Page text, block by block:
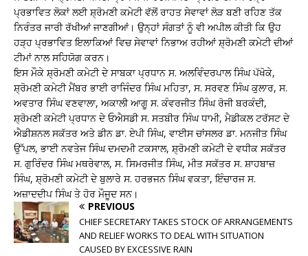
ਪ੍ਰਭਾਵਿਤ ਲੋਕਾਂ ਲਈ ਸ਼੍ਰੋਮਣੀ ਕਮੇਟੀ ਵੱਲੋਂ ਰਾਹਤ ਸੇਵਾਵਾਂ ਲੋੜ ਬਣੀ ਰਹਿਣ ਤੱਕ
ਨਿਰੰਤਰ ਜਾਰੀ ਰੱਖੀਆਂ ਜਾਣਗੀਆਂ। ਉਨ੍ਹਾਂ ਸੰਗਤਾਂ ਨੂੰ ਵੀ ਅਪੀਲ ਕੀਤੀ ਕਿ ਉਹ
ਹੜ੍ਹ ਪ੍ਰਭਾਵਿਤ ਇਲਾਕਿਆਂ ਵਿਚ ਸੇਵਾਵਾਂ ਨਿਭਾਅ ਰਹੀਆਂ ਸ਼੍ਰੋਮਣੀ ਕਮੇਟੀ ਦੀਆਂ
ਟੀਮਾਂ ਨਾਲ ਸਹਿਯੋਗ ਕਰਨ।
ਇਸ ਮੌਕੇ ਸ਼੍ਰੋਮਣੀ ਕਮੇਟੀ ਦੇ ਸਾਬਕਾ ਪ੍ਰਧਾਨ ਸ. ਅਲਵਿੰਦਰਪਾਲ ਸਿੰਘ ਪੱਖੋਕੇ,
ਸ਼੍ਰੋਮਣੀ ਕਮੇਟੀ ਮੈਂਬਰ ਭਾਈ ਰਾਜਿੰਦਰ ਸਿੰਘ ਮਹਿਤਾ, ਸ. ਸਰਵਣ ਸਿੰਘ ਕੁਲਾਰ, ਸ.
ਅਵਤਾਰ ਸਿੰਘ ਵਣਵਾਲਾ, ਅਕਾਲੀ ਆਗੂ ਸ. ਕੰਵਰਜੀਤ ਸਿੰਘ ਰੋਜੀ ਬਰਕੰਦੀ,
ਸ਼੍ਰੋਮਣੀ ਕਮੇਟੀ ਪ੍ਰਧਾਨ ਦੇ ਓਐਸਡੀ ਸ. ਸਤਬੀਰ ਸਿੰਘ ਧਾਮੀ, ਮੈਡੀਕਲ ਟਰੱਸਟ ਦੇ
ਐਡੀਸ਼ਨਲ ਸਕੱਤਰ ਅਤੇ ਡੀਨ ਡਾ. ਏਪੀ ਸਿੰਘ, ਵਾਈਸ ਚਾਂਸਲਰ ਡਾ. ਮਨਜੀਤ ਸਿੰਘ
ਉੱਪਲ, ਭਾਈ ਨਵਤੇਜ ਸਿੰਘ ਦਮਦਮੀ ਟਕਸਾਲ, ਸ਼੍ਰੋਮਣੀ ਕਮੇਟੀ ਦੇ ਵਧੀਕ ਸਕੱਤਰ
ਸ. ਗੁਰਿੰਦਰ ਸਿੰਘ ਮਥਰੇਵਾਲ, ਸ. ਸਿਮਰਜੀਤ ਸਿੰਘ, ਮੀਤ ਸਕੱਤਰ ਸ. ਸ਼ਾਹਬਾਜ਼
ਸਿੰਘ, ਸ਼੍ਰੋਮਣੀ ਕਮੇਟੀ ਦੇ ਬੁਲਾਰੇ ਸ. ਹਰਭਜਨ ਸਿੰਘ ਵਕਤਾ, ਇੰਚਾਰਜ ਸ.
ਅਜ਼ਾਦਦੀਪ ਸਿੰਘ ਤੇ ਹੋਰ ਮੌਜੂਦ ਸਨ।
PREVIOUS
CHIEF SECRETARY TAKES STOCK OF ARRANGEMENTS
AND RELIEF WORKS TO DEAL WITH SITUATION
CAUSED BY EXCESSIVE RAIN